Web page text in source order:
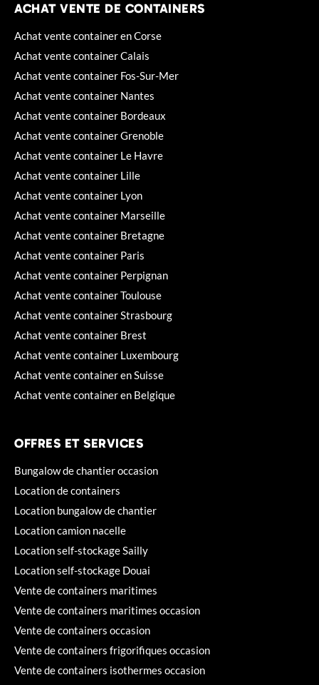
ACHAT VENTE DE CONTAINERS
Achat vente container en Corse
Achat vente container Calais
Achat vente container Fos-Sur-Mer
Achat vente container Nantes
Achat vente container Bordeaux
Achat vente container Grenoble
Achat vente container Le Havre
Achat vente container Lille
Achat vente container Lyon
Achat vente container Marseille
Achat vente container Bretagne
Achat vente container Paris
Achat vente container Perpignan
Achat vente container Toulouse
Achat vente container Strasbourg
Achat vente container Brest
Achat vente container Luxembourg
Achat vente container en Suisse
Achat vente container en Belgique
OFFRES ET SERVICES
Bungalow de chantier occasion
Location de containers
Location bungalow de chantier
Location camion nacelle
Location self-stockage Sailly
Location self-stockage Douai
Vente de containers maritimes
Vente de containers maritimes occasion
Vente de containers occasion
Vente de containers frigorifiques occasion
Vente de containers isothermes occasion